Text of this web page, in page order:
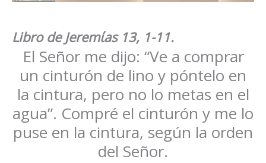
Libro de Jeremίas 13, 1-11.
El Señor me dijo: “Ve a comprar
un cinturón de lino y póntelo en
la cintura, pero no lo metas en el
agua”. Compré el cinturón y me lo
puse en la cintura, según la orden
del Señor.